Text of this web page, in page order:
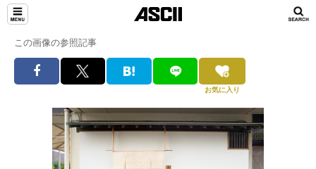
この画像の参照記事
お気に入り